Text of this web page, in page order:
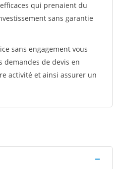
qui prenaient du
sans garantie
sans engagement vous
demandes de devis en
activité et ainsi assurer un